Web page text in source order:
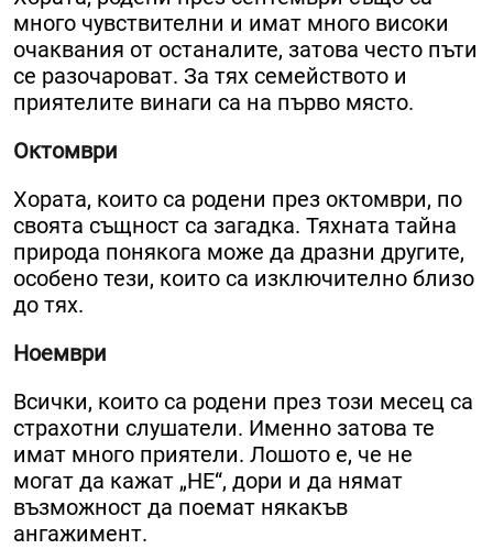
много чувствителни и имат много високи
очаквания от останалите, затова често пъти
се разочароват. За тях семейството и
приятелите винаги са на първо място.
Октомври
Хората, които са родени през октомври, по
своята същност са загадка. Тяхната тайна
природа понякога може да дразни другите,
особено тези, които са изключително близо
до тях.
Ноември
Всички, които са родени през този месец са
страхотни слушатели. Именно затова те
имат много приятели. Лошото е, че не
могат да кажат „НЕ“, дори и да нямат
възможност да поемат някакъв
ангажимент.